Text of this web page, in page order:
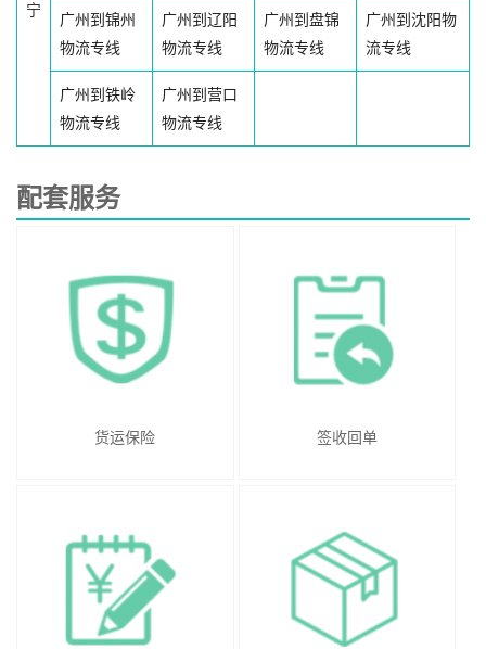
宁
广州到锦州
物流专线
广州到辽阳
物流专线
广州到盘锦
物流专线
广州到沈阳物
流专线
广州到铁岭
物流专线
广州到营口
物流专线
配套服务
货运保险 签收回单